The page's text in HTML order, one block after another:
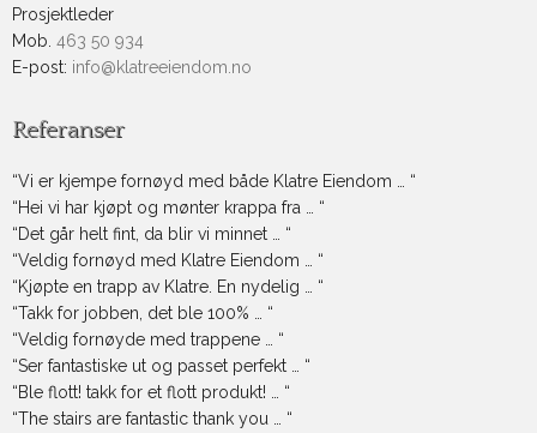
Prosjektleder
Mob. 463 50 934
E-post: info@klatreeiendom.no
Referanser
“Vi er kjempe fornøyd med både Klatre Eiendom … “
“Hei vi har kjøpt og mønter krappa fra … “
“Det går helt fint, da blir vi minnet … “
“Veldig fornøyd med Klatre Eiendom … “
“Kjøpte en trapp av Klatre. En nydelig … “
“Takk for jobben, det ble 100% … “
“Veldig fornøyde med trappene … “
“Ser fantastiske ut og passet perfekt … “
“Ble flott! takk for et flott produkt! … “
“The stairs are fantastic thank you … “